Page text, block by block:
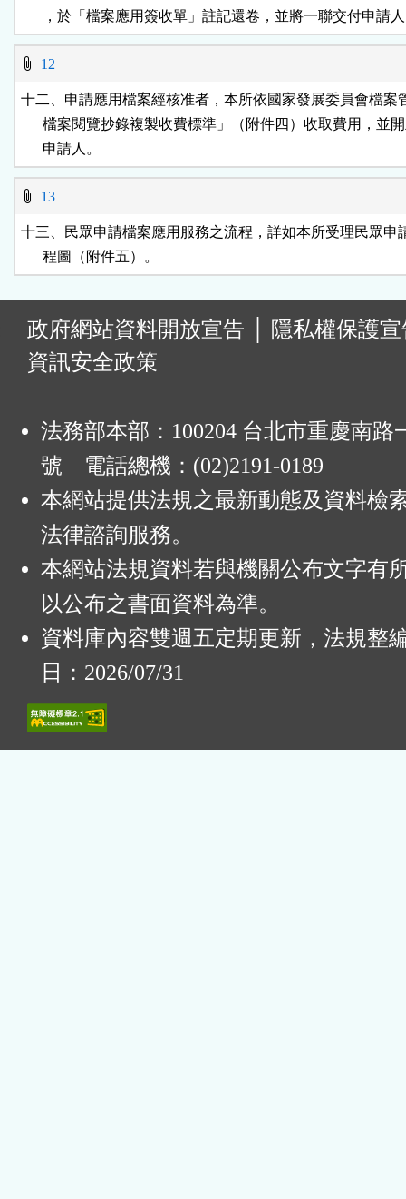
，於「檔案應用簽收單」註記還卷，並將一聯交付申請
12
十二、申請應用檔案經核准者，本所依國家發展委員會檔案
檔案閱覽抄錄複製收費標準」（附件四）收取費用，並
      申請人。
13
十三、民眾申請檔案應用服務之流程，詳如本所受理民眾申
      程圖（附件五）。
政府網站資料開放宣告
隱私權保護
資訊安全政策
法務部本部：100204 台北市重慶南路
號 電話總機：(02)2191-0189
本網站提供法規之最新動態及資料檢
法律諮詢服務。
本網站法規資料若與機關公布文字有
以公布之書面資料為準。
資料庫內容雙週五定期更新，法規整
日：2026/07/31